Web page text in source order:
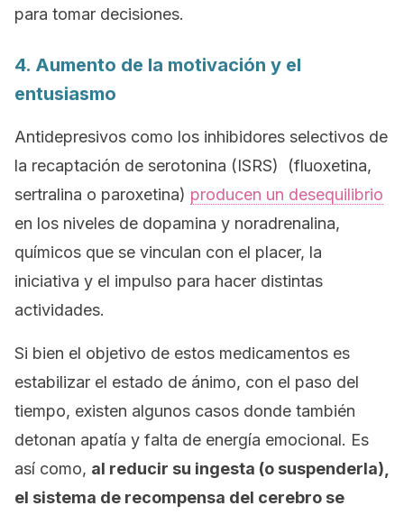
para tomar decisiones.
4. Aumento de la motivación y el
entusiasmo
Antidepresivos como los inhibidores selectivos de
la recaptación de serotonina (ISRS) (fluoxetina,
sertralina o paroxetina) producen un desequilibrio
en los niveles de dopamina y noradrenalina,
químicos que se vinculan con el placer, la
iniciativa y el impulso para hacer distintas
actividades.
Si bien el objetivo de estos medicamentos es
estabilizar el estado de ánimo, con el paso del
tiempo, existen algunos casos donde también
detonan apatía y falta de energía emocional. Es
así como, al reducir su ingesta (o suspenderla),
el sistema de recompensa del cerebro se